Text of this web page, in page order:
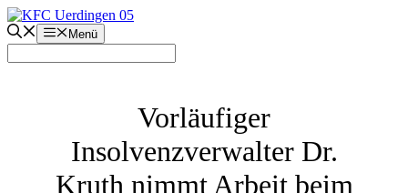
Zum
Inhalt
springen
Menü
Vorläufiger
Insolvenzverwalter Dr.
Kruth nimmt Arbeit beim